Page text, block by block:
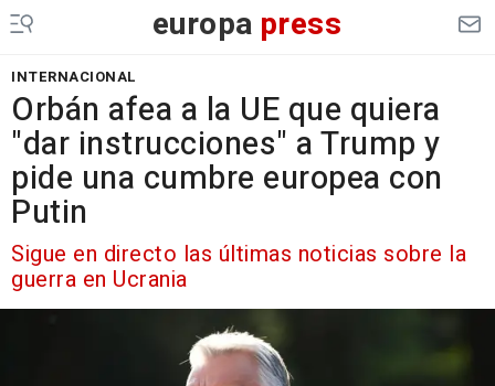
europa press
INTERNACIONAL
Orbán afea a la UE que quiera
"dar instrucciones" a Trump y
pide una cumbre europea con
Putin
Sigue en directo las últimas noticias sobre la
guerra en Ucrania